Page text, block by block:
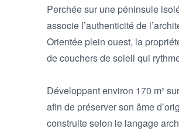
Perchée sur une péninsule
associe l’authenticité de
Orientée plein ouest, la
de couchers de soleil qui
Développant environ 170 m²
afin de préserver son âme
construite selon le langage